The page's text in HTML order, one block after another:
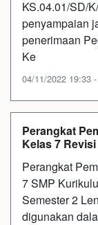
KS.04.01/SD/
penyampaian
penerimaan
Ke
04/11/2022 19:33
Perangkat
Kelas 7
Perangkat
7 SMP
Semester 2
digunakan